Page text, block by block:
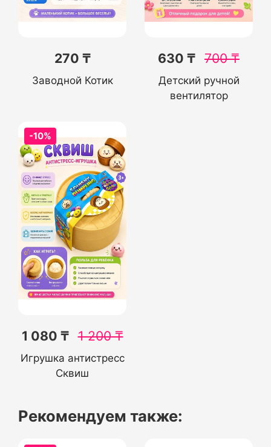
270 ₸
Заводной Котик
630 ₸ 700₸
Детский ручной
вентилятор
-10%
1 080 ₸ 1 200₸
Игрушка антистресс
Сквиш
Рекомендуем также: